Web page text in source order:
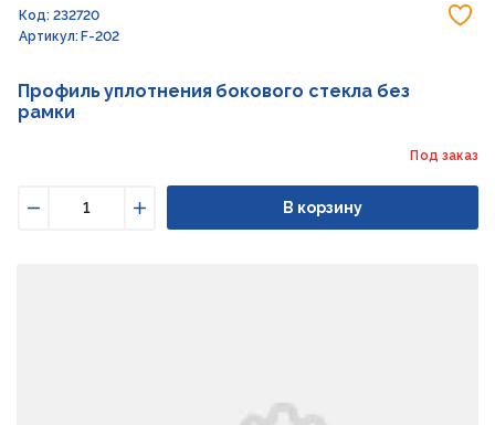
Код: 232720
Артикул: F-202
Профиль уплотнения бокового стекла без
рамки
Под заказ
Увеличить
В корзину